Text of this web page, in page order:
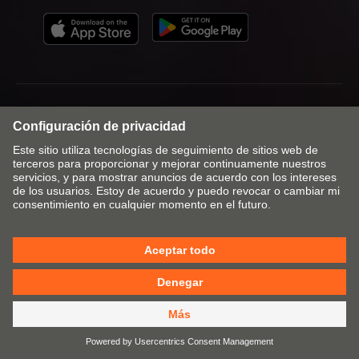
Julius Blum GmbH
Werk 2
Industriestrasse 1
6973 HÖCHST
info@blum.com
+43 5578 705 - 0